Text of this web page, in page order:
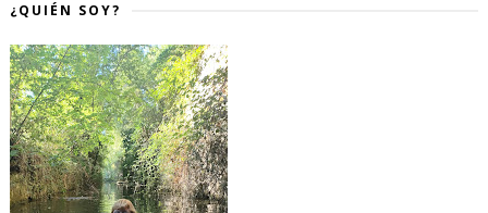
¿QUIÉN SOY?